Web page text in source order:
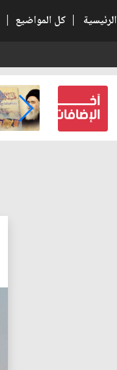
الرئيسية | كل المواضيع |
كتب لنفسه